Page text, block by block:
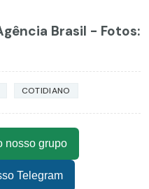
Brasil - Fotos:
COTIDIANO
nosso grupo
Telegram